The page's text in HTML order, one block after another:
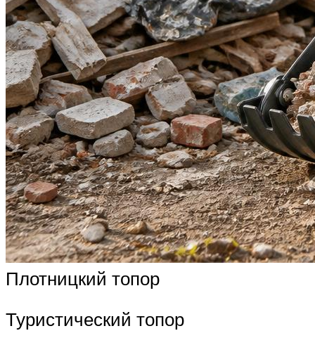
Плотницкий топор
Туристический топор